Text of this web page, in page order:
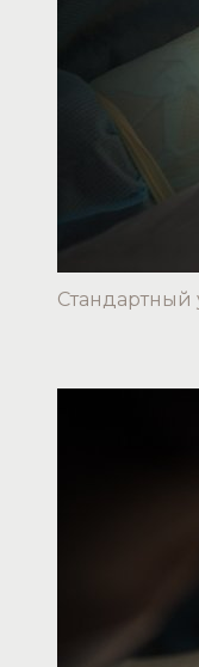
Стандартный